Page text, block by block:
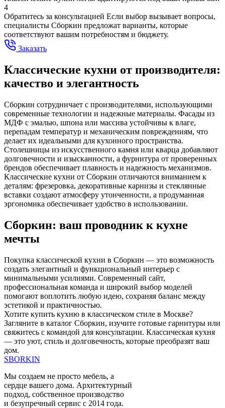
4
Обратитесь за консультацией Если выбор вызывает вопросы,
специалисты Сборкин предложат варианты, которые
соответствуют вашим потребностям и бюджету.
Заказать
Классические кухни от производителя:
качество и элегантность
Сборкин сотрудничает с производителями, использующими
современные технологии и надежные материалы. Фасады из
МДФ с эмалью, шпона или массива устойчивы к влаге,
перепадам температур и механическим повреждениям, что
делает их идеальными для кухонного пространства.
Столешницы из искусственного камня или кварца добавляют
долговечности и изысканности, а фурнитура от проверенных
брендов обеспечивает плавность и надежность механизмов.
Классические кухни от Сборкин отличаются вниманием к
деталям: фрезеровка, декоративные карнизы и стеклянные
вставки создают атмосферу утонченности, а продуманная
эргономика обеспечивает удобство в использовании.
Сборкин: ваш проводник к кухне
мечты
Покупка классической кухни в Сборкин — это возможность
создать элегантный и функциональный интерьер с
минимальными усилиями. Современный сайт,
профессиональная команда и широкий выбор моделей
помогают воплотить любую идею, сохраняя баланс между
эстетикой и практичностью.
Хотите купить кухню в классическом стиле в Москве?
Загляните в каталог Сборкин, изучите готовые гарнитуры или
свяжитесь с командой для консультации. Классическая кухня
— это уют, стиль и долговечность, которые преобразят ваш
дом.
SBORKIN
Мы создаем не просто мебель, а
сердце вашего дома. Архитектурный
подход, собственное производство
и безупречный сервис с 2014 года.